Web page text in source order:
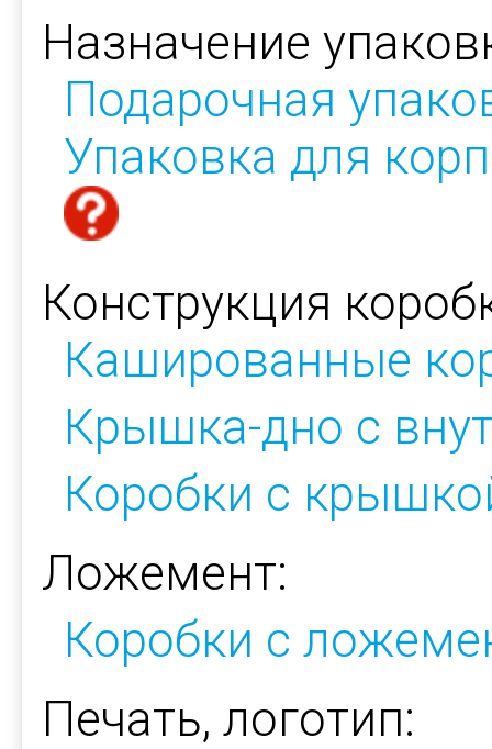
Назначение
Подарочная
Упаковка для
Конструкция
Кашированные
Крышка-дно с
Коробки с
Ложемент:
Коробки с
Печать, логотип: